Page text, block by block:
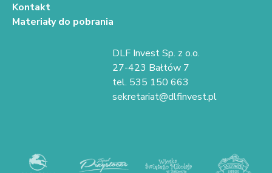
Kontakt
Materiały do pobrania
DLF Invest Sp. z o.o.
27-423 Bałtów 7
tel. 535 150 663
sekretariat@dlfinvest.pl